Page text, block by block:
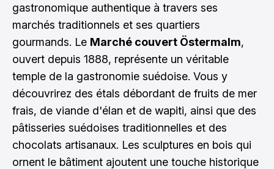
gastronomique authentique à travers ses
marchés traditionnels et ses quartiers
gourmands. Le Marché couvert Östermalm,
ouvert depuis 1888, représente un véritable
temple de la gastronomie suédoise. Vous y
découvrirez des étals débordant de fruits de mer
frais, de viande d'élan et de wapiti, ainsi que des
pâtisseries suédoises traditionnelles et des
chocolats artisanaux. Les sculptures en bois qui
ornent le bâtiment ajoutent une touche historique